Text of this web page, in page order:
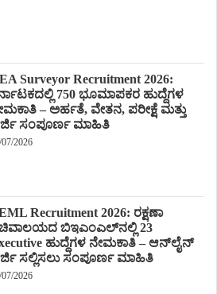
Surveyor Recruitment 2026:
750 ಭೂಮಾಪಕರ ಹುದ್ದೆಗಳ
– ಅರ್ಹತೆ, ವೇತನ, ಪರೀಕ್ಷೆ ಮತ್ತು
ಸಂಪೂರ್ಣ ಮಾಹಿತಿ
07/2026
Recruitment 2026: ರಕ್ಷಣಾ
ಬಿಇಎಂಎಲ್‌ನಲ್ಲಿ 23
ಹುದ್ದೆಗಳ ನೇಮಕಾತಿ – ಆನ್‌ಲೈನ್
ಸಲ್ಲಿಸಲು ಸಂಪೂರ್ಣ ಮಾಹಿತಿ
07/2026